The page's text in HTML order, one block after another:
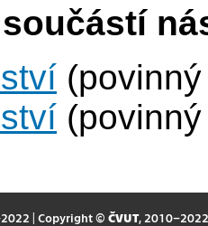
součástí
| Copyright © ČVUT, 2010–2022